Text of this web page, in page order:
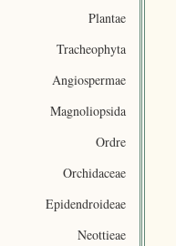
Plantae
Tracheophyta
Angiospermae
Magnoliopsida
Ordre
Orchidaceae
Epidendroideae
Neottieae